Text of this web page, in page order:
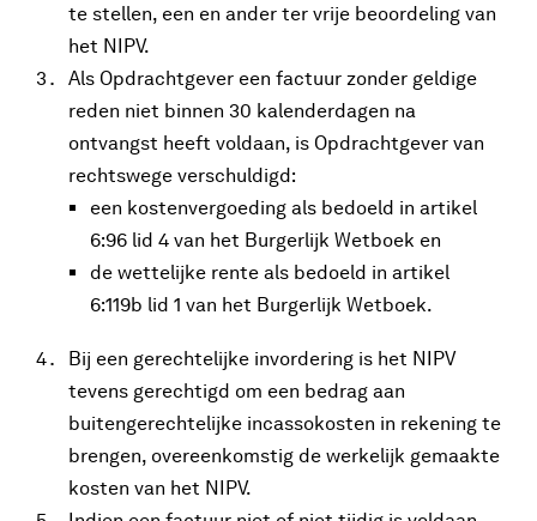
te stellen, een en ander ter vrije beoordeling van
het NIPV.
Als Opdrachtgever een factuur zonder geldige
reden niet binnen 30 kalenderdagen na
ontvangst heeft voldaan, is Opdrachtgever van
rechtswege verschuldigd:
een kostenvergoeding als bedoeld in artikel
6:96 lid 4 van het Burgerlijk Wetboek en
de wettelijke rente als bedoeld in artikel
6:119b lid 1 van het Burgerlijk Wetboek.
Bij een gerechtelijke invordering is het NIPV
tevens gerechtigd om een bedrag aan
buitengerechtelijke incassokosten in rekening te
brengen, overeenkomstig de werkelijk gemaakte
kosten van het NIPV.